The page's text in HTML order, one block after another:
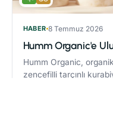
HABER 8 Temmuz 2026
Humm Organic'e
Humm Organic,
zencefilli tarçınlı